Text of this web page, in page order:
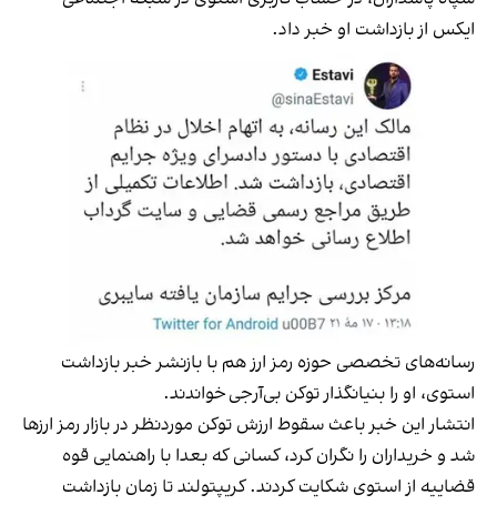
ایکس از بازداشت او خبر داد.
رسانه‌های تخصصی حوزه رمز ارز هم با بازنشر خبر بازداشت
استوی، او را بنیانگذار توکن بی‌آرجی خواندند.
انتشار این خبر باعث سقوط ارزش توکن موردنظر در بازار رمز ارزها
شد و خریداران را نگران کرد، کسانی که بعدا با راهنمایی قوه
قضاییه از استوی شکایت کردند. کریپتولند تا زمان بازداشت